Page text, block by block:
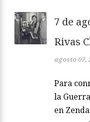
7 de
Rivas
agosto 07,
Para
la
en